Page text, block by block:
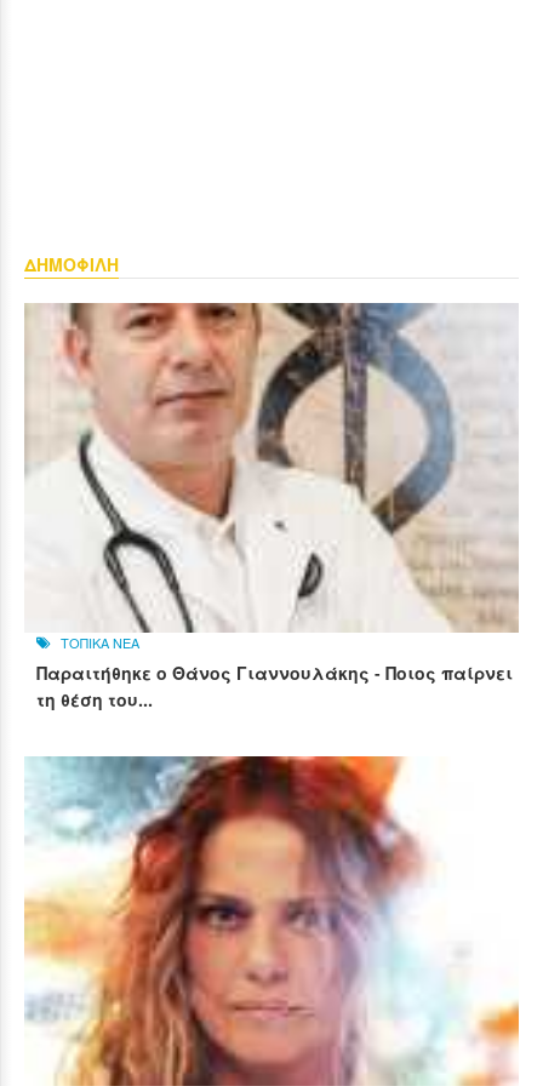
ΔΗΜΟΦΙΛΗ
ΤΟΠΙΚΑ ΝΕΑ
Παραιτήθηκε ο Θάνος Γιαννουλάκης - Ποιος παίρνει
τη θέση του...